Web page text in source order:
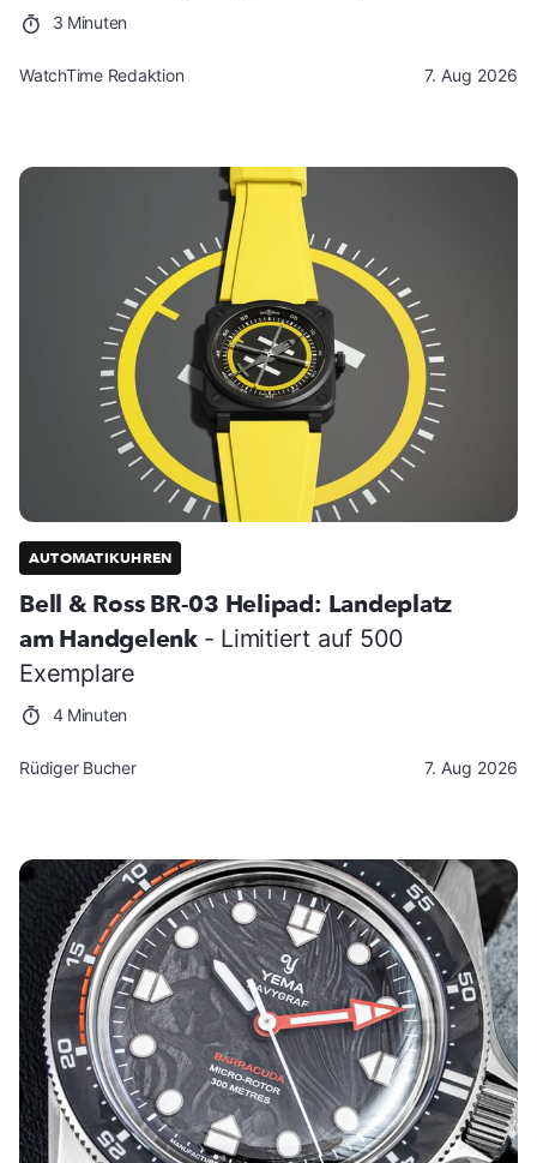
3 Minuten
WatchTime Redaktion 7. Aug 2026
AUTOMATIKUHREN
Bell & Ross BR-03 Helipad: Landeplatz
am Handgelenk - Limitiert auf 500
Exemplare
4 Minuten
Rüdiger Bucher 7. Aug 2026